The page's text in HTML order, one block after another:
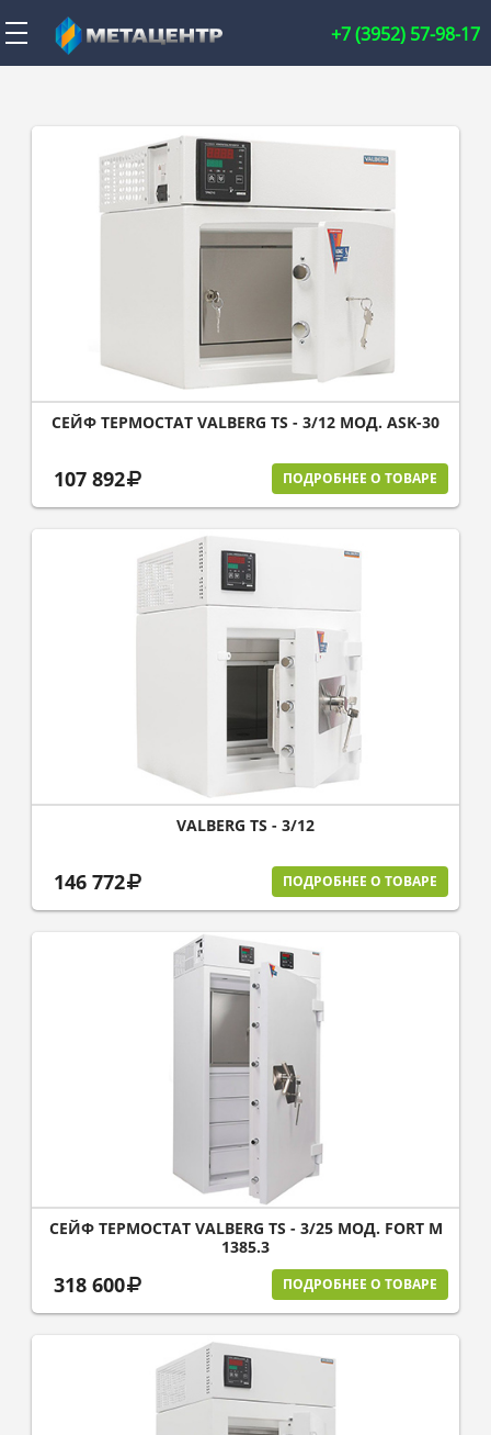
+7 (3952) 57-98-17
СЕЙФ ТЕРМОСТАТ VALBERG TS - 3/12 МОД. ASK-30
107 892 ПОДРОБНЕЕ О ТОВАРЕ
VALBERG TS - 3/12
146 772 ПОДРОБНЕЕ О ТОВАРЕ
СЕЙФ ТЕРМОСТАТ VALBERG TS - 3/25 МОД. FORT M
1385.3
318 600 ПОДРОБНЕЕ О ТОВАРЕ